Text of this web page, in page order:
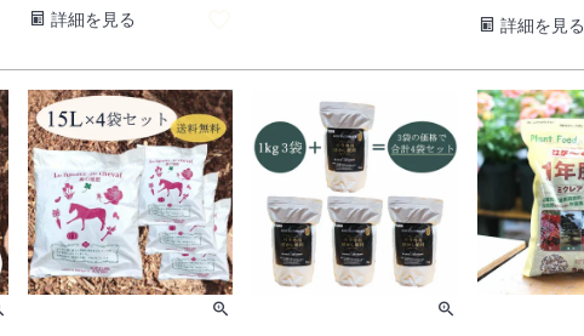
詳細を見る 詳細を見る